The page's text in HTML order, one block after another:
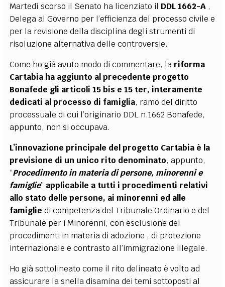
Martedì scorso il Senato ha licenziato il DDL 1662-A ,
Delega al Governo per l’efficienza del processo civile e
per la revisione della disciplina degli strumenti di
risoluzione alternativa delle controversie.
Come ho già avuto modo di commentare, la riforma
Cartabia ha aggiunto al precedente progetto
Bonafede gli articoli 15 bis e 15 ter, interamente
dedicati al processo di famiglia, ramo del diritto
processuale di cui l’originario DDL n.1662 Bonafede,
appunto, non si occupava.
L’innovazione principale del progetto Cartabia è la
previsione di un unico rito denominato, appunto,
“Procedimento in materia di persone, minorenni e
famiglie” applicabile a tutti i procedimenti relativi
allo stato delle persone, ai minorenni ed alle
famiglie di competenza del Tribunale Ordinario e del
Tribunale per i Minorenni, con esclusione dei
procedimenti in materia di adozione , di protezione
internazionale e contrasto all’immigrazione illegale.
Ho già sottolineato come il rito delineato è volto ad
assicurare la snella disamina dei temi sottoposti al